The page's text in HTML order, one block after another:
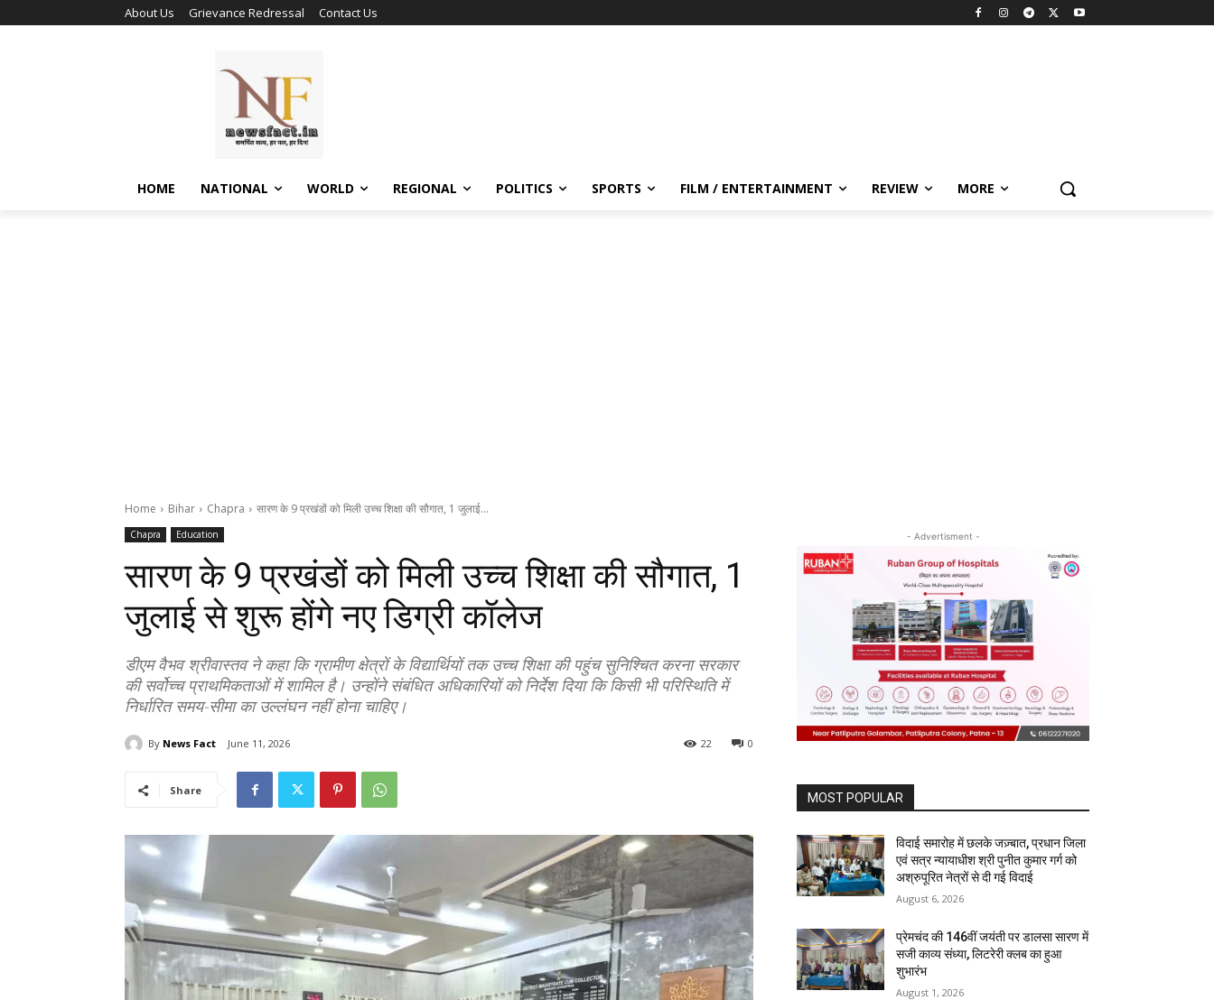
About Us Grievance Redressal Contact Us
HOME NATIONAL WORLD REGIONAL POLITICS SPORTS FILM / ENTERTAINMENT REVIEW MORE
Home Bihar Chapra सारण के 9 प्रखंडों को मिली उच्च शिक्षा की सौगात, 1 जुलाई...
Chapra Education
सारण के 9 प्रखंडों को मिली उच्च शिक्षा की सौगात, 1
जुलाई से शुरू होंगे नए डिग्री कॉलेज
डीएम वैभव श्रीवास्तव ने कहा कि ग्रामीण क्षेत्रों के विद्यार्थियों तक उच्च शिक्षा की पहुंच सुनिश्चित करना सरकार
की सर्वोच्च प्राथमिकताओं में शामिल है। उन्होंने संबंधित अधिकारियों को निर्देश दिया कि किसी भी परिस्थिति में
निर्धारित समय-सीमा का उल्लंघन नहीं होना चाहिए।
By News Fact June 11, 2026 0
22
Share
- Advertisment -
MOST POPULAR
विदाई समारोह में छलके जज़्बात, प्रधान जिला
एवं सत्र न्यायाधीश श्री पुनीत कुमार गर्ग को
अश्रुपूरित नेत्रों से दी गई विदाई
August 6, 2026
प्रेमचंद की 146वीं जयंती पर डालसा सारण में
सजी काव्य संध्या, लिटरेरी क्लब का हुआ
शुभारंभ
August 1, 2026